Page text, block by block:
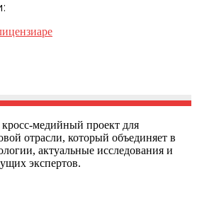
медийный проект для
отрасли, который объединяет в
актуальные исследования и
экспертов.